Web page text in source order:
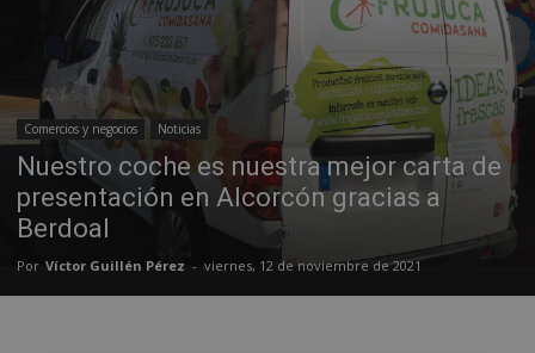
Comercios y negocios Noticias
Nuestro coche es nuestra mejor carta de
presentación en Alcorcón gracias a
Berdoal
Por Víctor Guillén Pérez - viernes, 12 de noviembre de 2021